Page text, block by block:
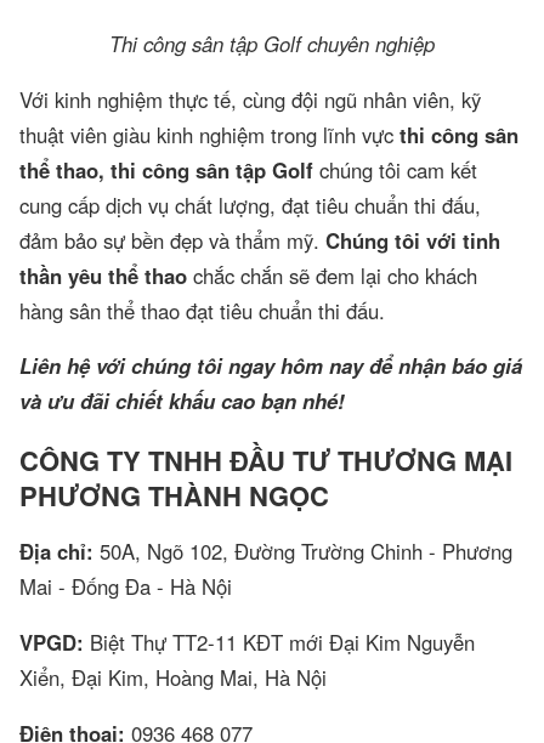
Thi công sân tập Golf chuyên nghiệp
Với kinh nghiệm thực tế, cùng đội ngũ nhân viên, kỹ
thuật viên giàu kinh nghiệm trong lĩnh vực thi công sân
thể thao, thi công sân tập Golf chúng tôi cam kết
cung cấp dịch vụ chất lượng, đạt tiêu chuẩn thi đấu,
đảm bảo sự bền đẹp và thẩm mỹ. Chúng tôi với tinh
thần yêu thể thao chắc chắn sẽ đem lại cho khách
hàng sân thể thao đạt tiêu chuẩn thi đấu.
Liên hệ với chúng tôi ngay hôm nay để nhận báo giá
và ưu đãi chiết khấu cao bạn nhé!
CÔNG TY TNHH ĐẦU TƯ THƯƠNG MẠI
PHƯƠNG THÀNH NGỌC
Địa chỉ: 50A, Ngõ 102, Đường Trường Chinh - Phương
Mai - Đống Đa - Hà Nội
VPGD: Biệt Thự TT2-11 KĐT mới Đại Kim Nguyễn
Xiển, Đại Kim, Hoàng Mai, Hà Nội
Điện thoại: 0936 468 077